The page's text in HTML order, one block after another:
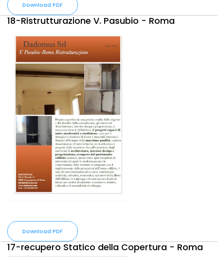
Download PDF
18-Ristrutturazione V. Pasubio - Roma
Download PDF
17-recupero Statico della Copertura - Roma